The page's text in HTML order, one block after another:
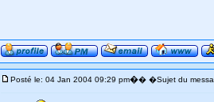
Posté le: 04 Jan 2004 09:29 pm�� �Sujet du